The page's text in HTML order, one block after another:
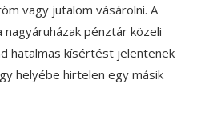
vagy jutalom vásárolni. A
pénztár közeli
hatalmas kísértést jelentenek
helyébe hirtelen egy másik